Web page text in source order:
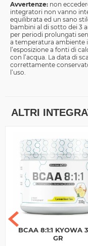
Avvertenze: non
integratori non vanno
equilibrata ed un sano
bambini al di sotto dei 3
per periodi prolungati
a temperatura ambiente
l’esposizione a fonti di
con l’acqua. La data di
correttamente
l’uso.
ALTRI
BCAA 8:1:1 KYOWA
GR